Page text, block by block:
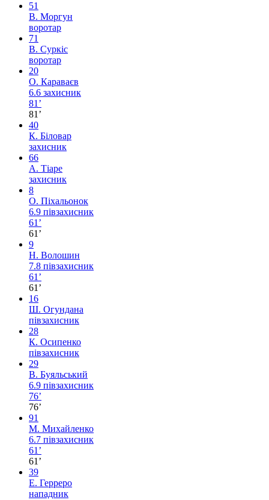
51
В. Моргун
воротар
71
В. Суркіс
воротар
20
О. Караваєв
6.6 захисник
81’
81’
40
К. Біловар
захисник
66
А. Тіаре
захисник
8
О. Піхальонок
6.9 півзахисник
61’
61’
9
Н. Волошин
7.8 півзахисник
61’
61’
16
Ш. Огундана
півзахисник
28
К. Осипенко
півзахисник
29
В. Буяльський
6.9 півзахисник
76’
76’
91
М. Михайленко
6.7 півзахисник
61’
61’
39
Е. Герреро
нападник